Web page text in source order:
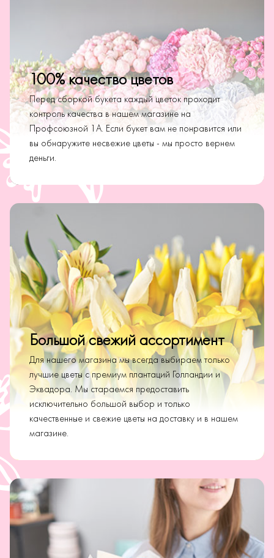
100% качество цветов
Перед сборкой букета каждый цветок проходит
контроль качества в нашем магазине на
Профсоюзной 1А. Если букет вам не понравится или
вы обнаружите несвежие цветы - мы просто вернем
деньги.
Большой свежий ассортимент
Для нашего магазина мы всегда выбираем только
лучшие цветы с премиум плантаций Голландии и
Эквадора. Мы стараемся предоставить
исключительно большой выбор и только
качественные и свежие цветы на доставку и в нашем
магазине.